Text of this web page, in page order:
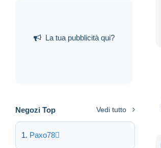
La tua pubblicità qui?
Negozi Top Vedi tutto
Paxo78